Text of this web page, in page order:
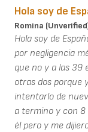
Hola soy de
Romina
Hola soy de
por negligencia
que no y a las 39
otras dos porque
intentarlo de
a termino y con 8
él pero y me